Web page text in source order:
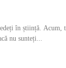
în știință. Acum,
nu sunteți...